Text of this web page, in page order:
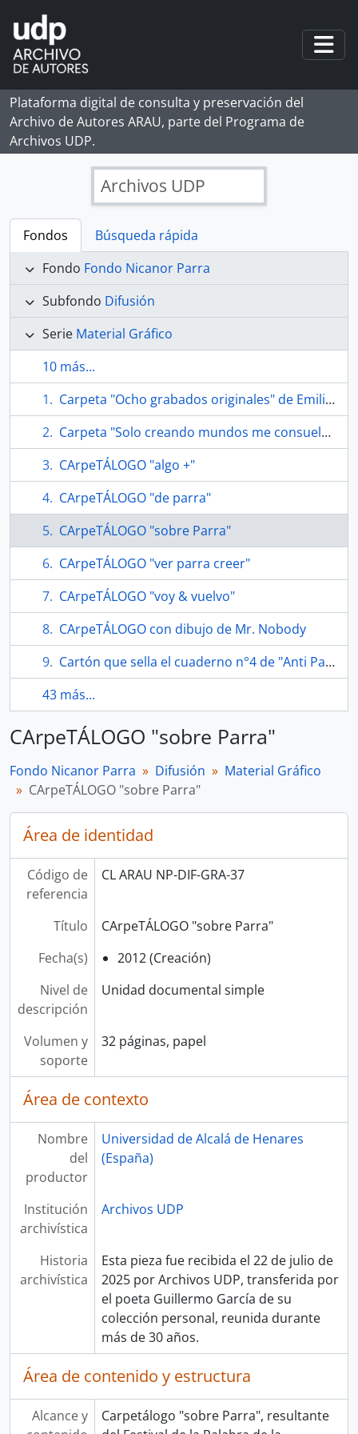
Skip to main content
Plataforma digital de consulta y preservación del
Archivo de Autores ARAU, parte del Programa de
Archivos UDP.
Archivos UDP
Fondos
Búsqueda rápida
Fondo Fondo Nicanor Parra
Subfondo Difusión
Serie Material Gráfico
10 más...
Carpeta "Ocho grabados originales" de Emilio Ellena
Carpeta "Solo creando mundos me consuelo" por Nicanor Parra
CArpeTÁLOGO "algo +"
CArpeTÁLOGO "de parra"
CArpeTÁLOGO "sobre Parra"
CArpeTÁLOGO "ver parra creer"
CArpeTÁLOGO "voy & vuelvo"
CArpeTÁLOGO con dibujo de Mr. Nobody
Cartón que sella el cuaderno n°4 de "Anti Parra : historia natural de la fotografía"
43 más...
CArpeTÁLOGO "sobre Parra"
Fondo Nicanor Parra Difusión
Material Gráfico
CArpeTÁLOGO "sobre Parra"
Área de identidad
Código de
referencia
CL ARAU NP-DIF-GRA-37
Título
CArpeTÁLOGO "sobre Parra"
Fecha(s)
2012 (Creación)
Nivel de
descripción
Unidad documental simple
Volumen y
soporte
32 páginas, papel
Área de contexto
Nombre
del
productor
Universidad de Alcalá de Henares
(España)
Institución
archivística
Archivos UDP
Historia
archivística
Esta pieza fue recibida el 22 de julio de
2025 por Archivos UDP, transferida por
el poeta Guillermo García de su
colección personal, reunida durante
más de 30 años.
Área de contenido y estructura
Alcance y
Carpetálogo "sobre Parra", resultante